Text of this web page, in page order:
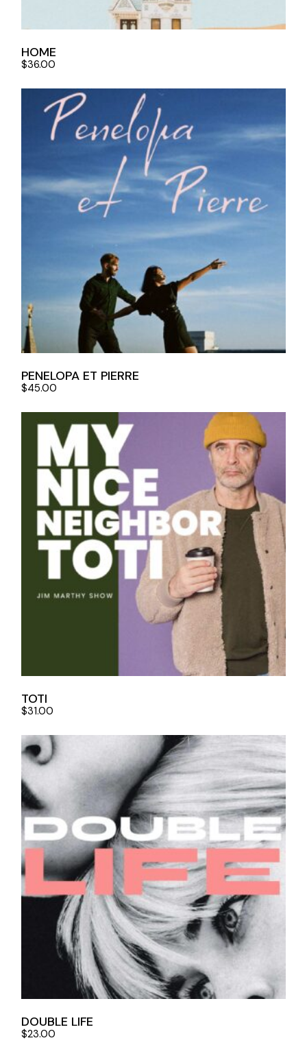
HOME
$36.00
PENELOPA ET PIERRE
$45.00
TOTI
$31.00
DOUBLE LIFE
$23.00